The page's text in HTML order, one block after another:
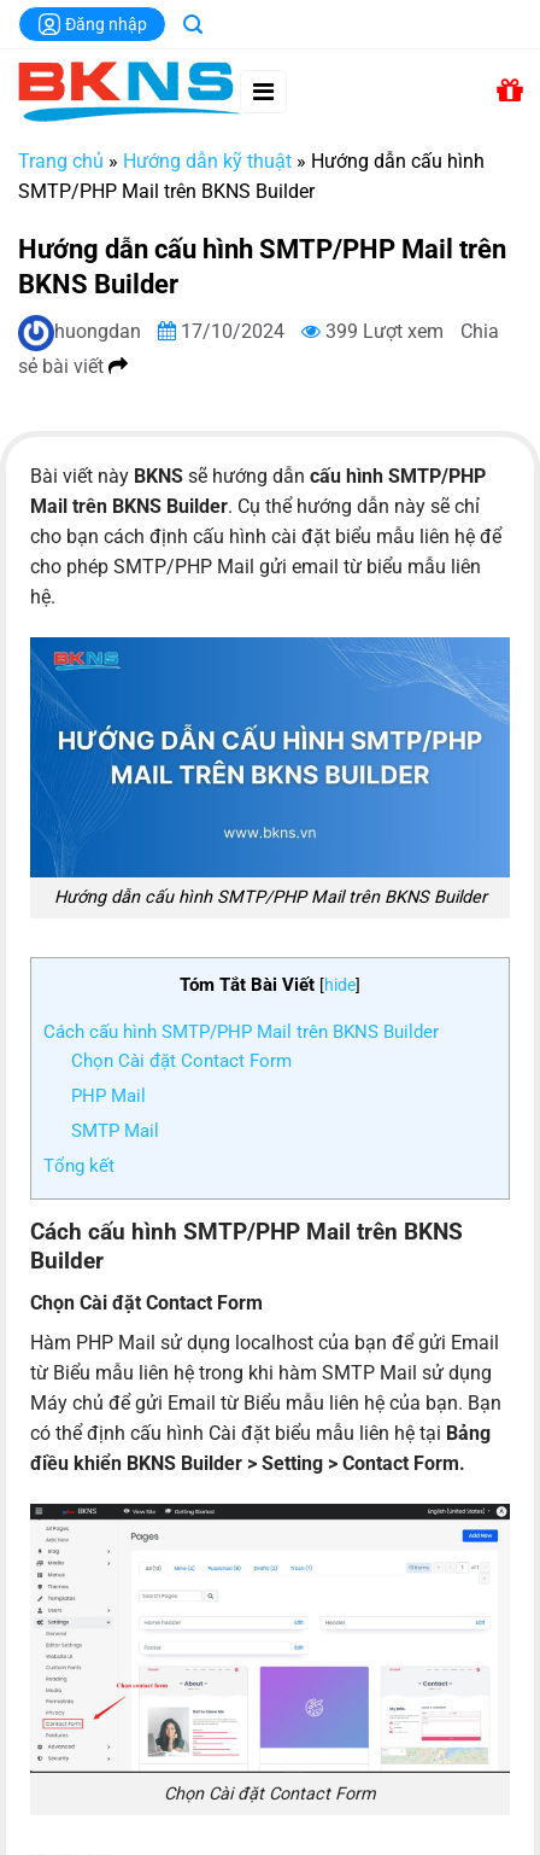
Chuyển
đến
dung
Đăng nhập
Trang chủ » Hướng dẫn kỹ thuật » Hướng dẫn cấu hình
SMTP/PHP Mail trên BKNS Builder
Hướng dẫn cấu hình SMTP/PHP Mail trên
BKNS Builder
huongdan 17/10/2024 399 Lượt xem
Chia
sẻ bài viết
Bài viết này BKNS sẽ hướng dẫn cấu hình SMTP/PHP
Mail trên BKNS Builder. Cụ thể hướng dẫn này sẽ chỉ
cho bạn cách định cấu hình cài đặt biểu mẫu liên hệ để
cho phép SMTP/PHP Mail gửi email từ biểu mẫu liên
hệ.
Hướng dẫn cấu hình SMTP/PHP Mail trên BKNS Builder
Tóm Tắt Bài Viết [hide]
Cách cấu hình SMTP/PHP Mail trên BKNS Builder
Chọn Cài đặt Contact Form
PHP Mail
SMTP Mail
Tổng kết
Cách cấu hình SMTP/PHP Mail trên BKNS
Builder
Chọn Cài đặt Contact Form
Hàm PHP Mail sử dụng localhost của bạn để gửi Email
từ Biểu mẫu liên hệ trong khi hàm SMTP Mail sử dụng
Máy chủ để gửi Email từ Biểu mẫu liên hệ của bạn. Bạn
có thể định cấu hình Cài đặt biểu mẫu liên hệ tại Bảng
điều khiển BKNS Builder > Setting > Contact Form.
Chọn Cài đặt Contact Form